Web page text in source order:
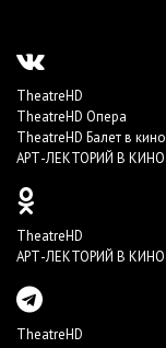
TheatreHD
TheatreHD Опера
TheatreHD Балет в кино
АРТ-ЛЕКТОРИЙ В КИНО
TheatreHD
АРТ-ЛЕКТОРИЙ В КИНО
TheatreHD